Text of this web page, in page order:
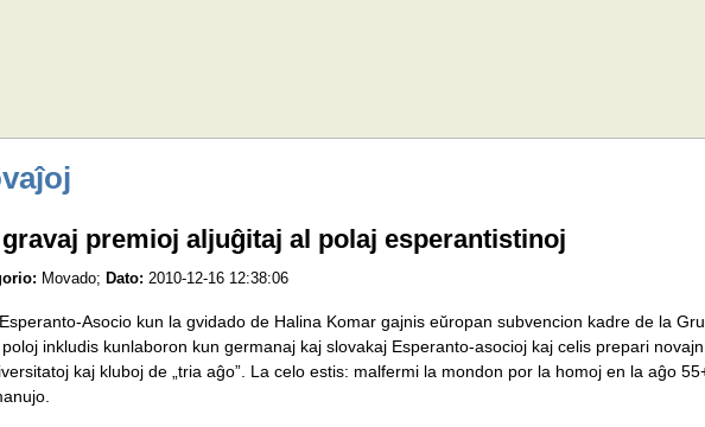
premioj aljuĝitaj al polaj esperantistinoj
Movado; Dato: 2010-12-16 12:38:06
Asocio kun la gvidado de Halina Komar gajnis eŭropan subvencion kadre de la
inkludis kunlaboron kun germanaj kaj slovakaj Esperanto-asocioj kaj celis prepari
kaj kluboj de „tria aĝo”. La celo estis: malfermi la mondon por la homoj en la aĝo